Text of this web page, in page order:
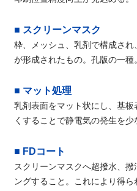
■ スクリーンマスク
枠、メッシュ、乳剤で構成さ
が形成されたもの。孔版の一種
■ マット処理
乳剤表面をマット状にし、基
くすることで静電気の発生を少
■ FDコート
スクリーンマスクへ超撥水、
ングすること。これにより得